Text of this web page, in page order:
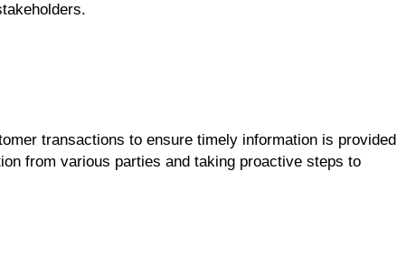
transactions to ensure timely information is provided
from various parties and taking proactive steps to